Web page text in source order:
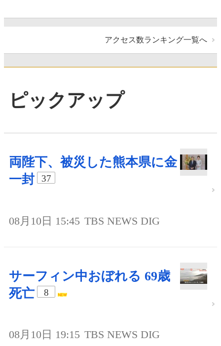
アクセス数ランキング一覧へ
ピックアップ
両陛下、被災した熊本県に金
一封
37
08月10日 15:45 TBS NEWS DIG
サーフィン中おぼれる 69歳
死亡
8
08月10日 19:15 TBS NEWS DIG